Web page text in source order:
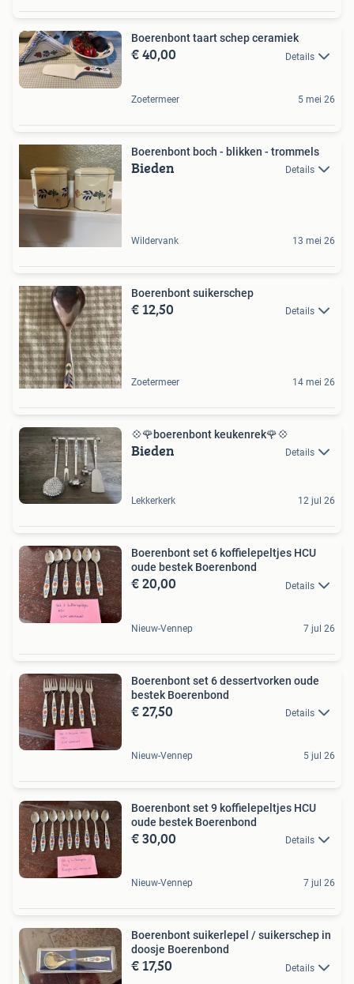
Boerenbont taart schep ceramiek
€ 40,00 Details
Zoetermeer 5 mei 26
Boerenbont boch - blikken - trommels
Bieden Details
Wildervank 13 mei 26
Boerenbont suikerschep
€ 12,50 Details
Zoetermeer 14 mei 26
💠🌹boerenbont keukenrek🌹💠
Bieden Details
Lekkerkerk 12 jul 26
Boerenbont set 6 koffielepeltjes HCU
oude bestek Boerenbond
€ 20,00 Details
Nieuw-Vennep 7 jul 26
Boerenbont set 6 dessertvorken oude
bestek Boerenbond
€ 27,50 Details
Nieuw-Vennep 5 jul 26
Boerenbont set 9 koffielepeltjes HCU
oude bestek Boerenbond
€ 30,00 Details
Nieuw-Vennep 7 jul 26
Boerenbont suikerlepel / suikerschep in
doosje Boerenbond
€ 17,50 Details